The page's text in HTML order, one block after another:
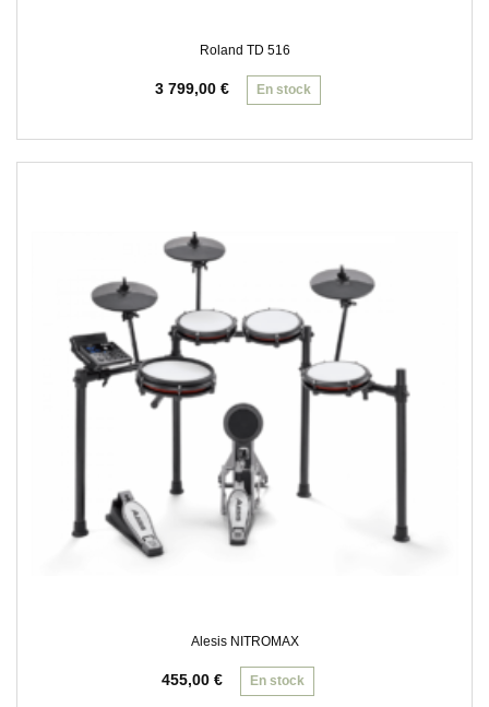
Roland TD 516
3 799,00 € En stock
Alesis NITROMAX
455,00 € En stock